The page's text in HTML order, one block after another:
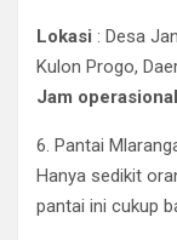
Lokasi : Desa
Kulon Progo,
Jam operasional
6. Pantai
Hanya sedikit
pantai ini cukup